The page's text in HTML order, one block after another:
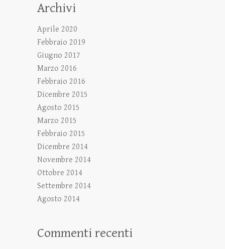
Archivi
Aprile 2020
Febbraio 2019
Giugno 2017
Marzo 2016
Febbraio 2016
Dicembre 2015
Agosto 2015
Marzo 2015
Febbraio 2015
Dicembre 2014
Novembre 2014
Ottobre 2014
Settembre 2014
Agosto 2014
Commenti recenti